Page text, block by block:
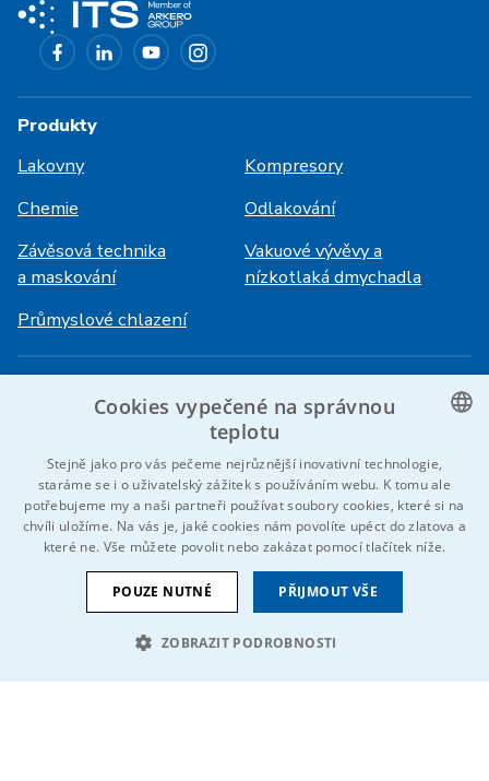
Produkty
Lakovny
Kompresory
Chemie
Odlakování
Závěsová technika
a maskování
Vakuové vývěvy a
nízkotlaká dmychadla
Průmyslové chlazení
Kariéra
Reference
Kontaktujte nás
HiVision
Technické listy
© 2026 IDEAL-Trade Service, spol. s r.o.
VOP
Cookies
Oznámení EU
CZECH
GERMAN
Cookies vypečené na správnou
teplotu
Stejně jako pro vás pečeme nejrůznější inovativní technologie,
staráme se i o uživatelský zážitek s používáním webu. K tomu ale
potřebujeme my a naši partneři používat soubory cookies, které si na
chvíli uložíme. Na vás je, jaké cookies nám povolíte upéct do zlatova a
které ne. Vše můžete povolit nebo zakázat pomocí tlačítek níže.
PŘIJMOUT VŠE
POUZE NUTNÉ
ZOBRAZIT PODROBNOSTI